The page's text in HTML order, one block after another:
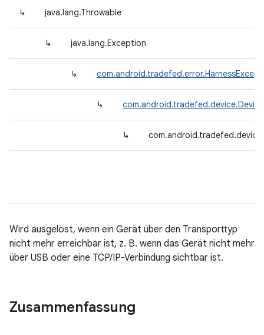
↳ java.lang.Throwable
↳ java.lang.Exception
↳
↳
↳
Wird ausgelöst, wenn ein Gerät über den Transporttyp
nicht mehr erreichbar ist, z. B. wenn das Gerät nicht mehr
über USB oder eine TCP/IP-Verbindung sichtbar ist.
Zusammenfassung